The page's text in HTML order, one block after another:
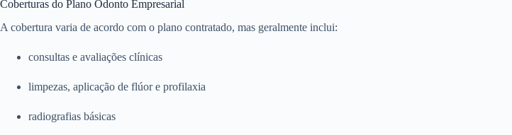
Coberturas do Plano Odonto Empresarial
A cobertura varia de acordo com o plano contratado, mas geralmente inclui:
consultas e avaliações clínicas
limpezas, aplicação de flúor e profilaxia
radiografias básicas